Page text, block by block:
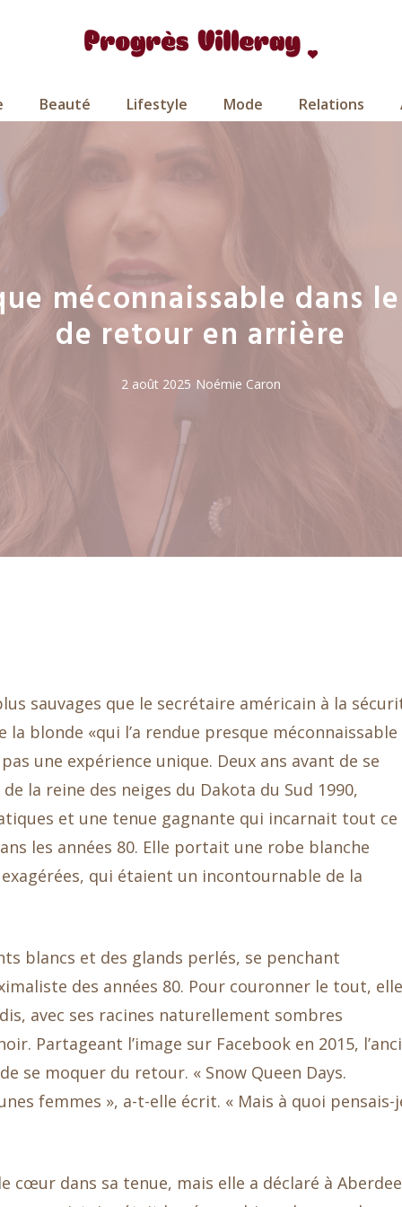
Beauté Lifestyle Mode Relations
méconnaissable dans
de retour en arrière
2 août 2025 Noémie Caron
sauvages que le secrétaire américain à la
la blonde «qui l’a rendue presque méconnaissable
une expérience unique. Deux ans avant de se
la reine des neiges du Dakota du Sud 1990,
et une tenue gagnante qui incarnait tout ce
les années 80. Elle portait une robe blanche
qui étaient un incontournable de la
blancs et des glands perlés, se penchant
des années 80. Pour couronner le tout,
avec ses racines naturellement sombres
Partageant l’image sur Facebook en 2015,
se moquer du retour. « Snow Queen Days.
femmes », a-t-elle écrit. « Mais à quoi pensais-
cœur dans sa tenue, mais elle a déclaré à